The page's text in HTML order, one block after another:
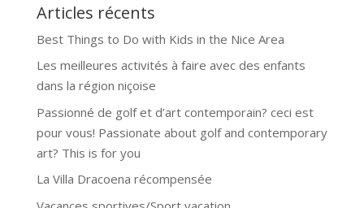
Articles récents
Best Things to Do with Kids in the Nice Area
Les meilleures activités à faire avec des enfants
dans la région niçoise
Passionné de golf et d’art contemporain? ceci est
pour vous! Passionate about golf and contemporary
art? This is for you
La Villa Dracoena récompensée